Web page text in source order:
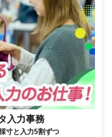
入力事務
寸と入力5割ずつ